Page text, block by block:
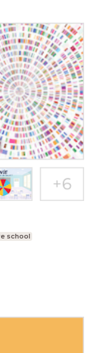
school